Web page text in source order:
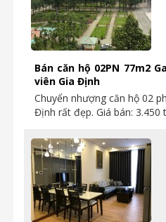
Bán căn hộ 02PN 77m2
viên Gia Định
Chuyển nhượng căn hộ 02
Định rất đẹp. Giá bán: